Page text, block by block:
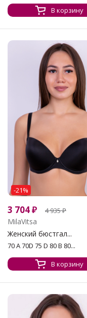
В корзину
-21%
3 704₽ 4 935₽
MilaVitsa
Женский бюстгал...
70 A 70D 75 D 80 B 80...
В корзину